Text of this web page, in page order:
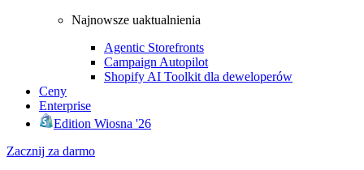
Najnowsze uaktualnienia
Agentic Storefronts
Campaign Autopilot
Shopify AI Toolkit dla deweloperów
Ceny
Enterprise
Edition Wiosna '26
Zacznij za darmo